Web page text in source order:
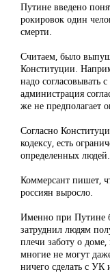
Путине введено
рокировок один
смерти.
Считаем, было
Конституции.
надо согласовывать
администрация
же не предполагает
Согласно
кодексу, есть
определенных людей.
Коммерсант пишет,
россиян выросло.
Именно при Путине
затруднил людям
плечи заботу о
многие не могут
ничего сделать с